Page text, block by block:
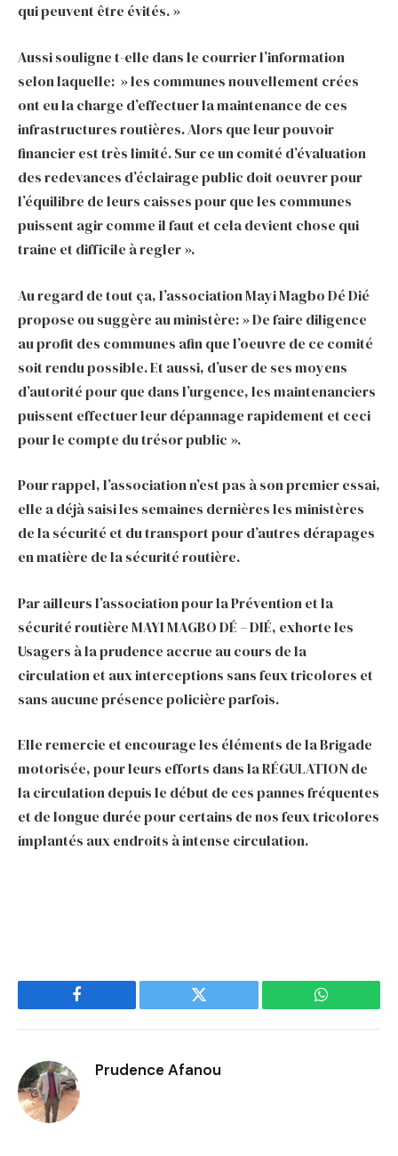
qui peuvent être évités. »
Aussi souligne t-elle dans le courrier l’information
selon laquelle: » les communes nouvellement crées
ont eu la charge d’effectuer la maintenance de ces
infrastructures routières. Alors que leur pouvoir
financier est très limité. Sur ce un comité d’évaluation
des redevances d’éclairage public doit oeuvrer pour
l’équilibre de leurs caisses pour que les communes
puissent agir comme il faut et cela devient chose qui
traine et difficile à regler ».
Au regard de tout ça, l’association Mayi Magbo Dé Dié
propose ou suggère au ministère: » De faire diligence
au profit des communes afin que l’oeuvre de ce comité
soit rendu possible. Et aussi, d’user de ses moyens
d’autorité pour que dans l’urgence, les maintenanciers
puissent effectuer leur dépannage rapidement et ceci
pour le compte du trésor public ».
Pour rappel, l’association n’est pas à son premier essai,
elle a déjà saisi les semaines dernières les ministères
de la sécurité et du transport pour d’autres dérapages
en matière de la sécurité routière.
Par ailleurs l’association pour la Prévention et la
sécurité routière MAYI MAGBO DÉ – DIÉ, exhorte les
Usagers à la prudence accrue au cours de la
circulation et aux interceptions sans feux tricolores et
sans aucune présence policière parfois.
Elle remercie et encourage les éléments de la Brigade
motorisée, pour leurs efforts dans la RÉGULATION de
la circulation depuis le début de ces pannes fréquentes
et de longue durée pour certains de nos feux tricolores
implantés aux endroits à intense circulation.
Facebook Twitter WhatsApp
Prudence Afanou